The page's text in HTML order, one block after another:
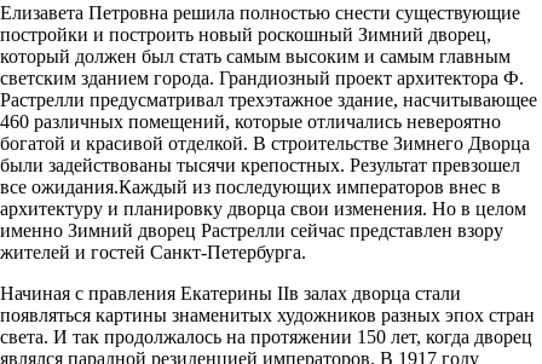
Елизавета Петровна решила полностью снести существующие
постройки и построить новый роскошный Зимний дворец,
который должен был стать самым высоким и самым главным
светским зданием города. Грандиозный проект архитектора Ф.
Растрелли предусматривал трехэтажное здание, насчитывающее
460 различных помещений, которые отличались невероятно
богатой и красивой отделкой. В строительстве Зимнего Дворца
были задействованы тысячи крепостных. Результат превзошел
все ожидания.Каждый из последующих императоров внес в
архитектуру и планировку дворца свои изменения. Но в целом
именно Зимний дворец Растрелли сейчас представлен взору
жителей и гостей Санкт-Петербурга.
Начиная с правления Екатерины IIв залах дворца стали
появляться картины знаменитых художников разных эпох стран
света. И так продолжалось на протяжении 150 лет, когда дворец
являлся парадной резиденцией императоров. В 1917 году